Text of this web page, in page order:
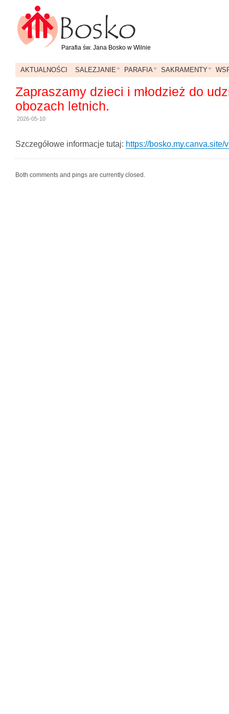
Parafia św. Jana Bosko w Wilnie
AKTUALNOŚCI SALEZJANIE PARAFIA SAKRAMENTY
Zapraszamy dzieci i młodzież do
obozach letnich.
2026-05-10
Szczegółowe informacje tutaj: https://bosko.my.canva.site/
Both comments and pings are currently closed.